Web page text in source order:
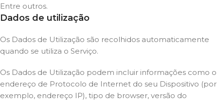
Entre outros.
Dados de utilização
Os Dados de Utilização são recolhidos automaticamente
quando se utiliza o Serviço.
Os Dados de Utilização podem incluir informações como o
endereço de Protocolo de Internet do seu Dispositivo (por
exemplo, endereço IP), tipo de browser, versão do